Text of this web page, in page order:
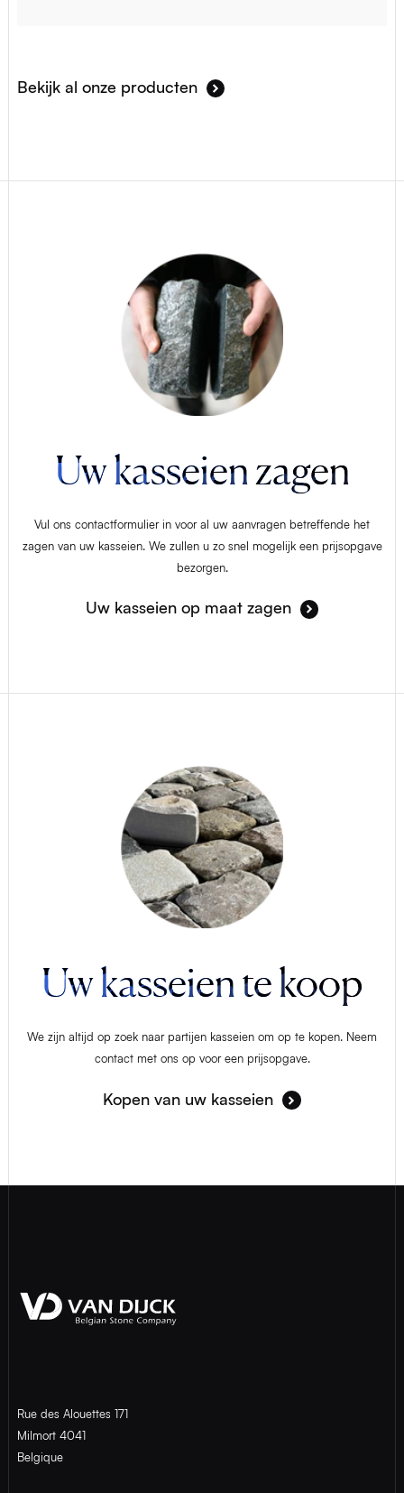
Bekijk al onze producten
Uw kasseien zagen
Vul ons contactformulier in voor al uw aanvragen betreffende het
zagen van uw kasseien. We zullen u zo snel mogelijk een prijsopgave
bezorgen.
Uw kasseien op maat zagen
Uw kasseien te koop
We zijn altijd op zoek naar partijen kasseien om op te kopen. Neem
contact met ons op voor een prijsopgave.
Kopen van uw kasseien
Rue des Alouettes 171
Milmort 4041
Belgique